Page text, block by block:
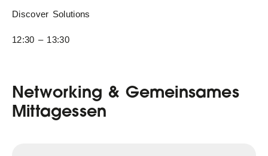
Discover Solutions
12:30 – 13:30
Networking & Gemeinsames
Mittagessen